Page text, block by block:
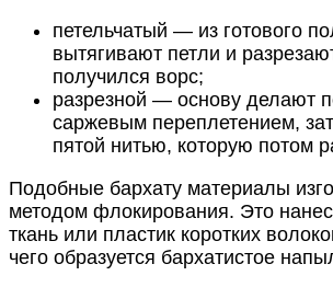
петельчатый — из готового
вытягивают петли и
получился ворс;
разрезной — основу делают
саржевым переплетением,
пятой нитью, которую потом
Подобные бархату материалы
методом флокирования. Это
ткань или пластик коротких
чего образуется бархатистое